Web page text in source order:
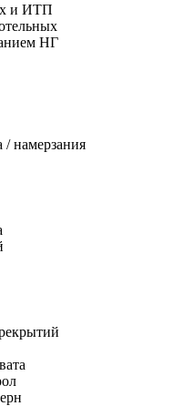
и ИТП
НГ
/ намерзания